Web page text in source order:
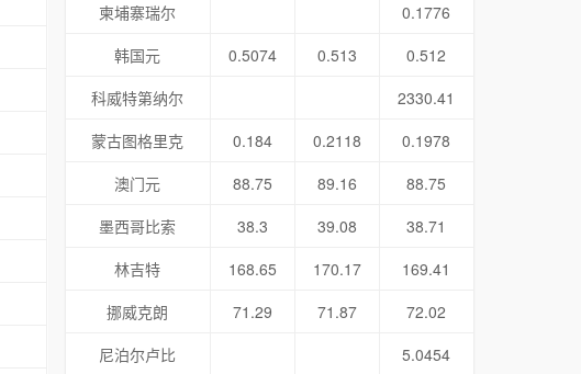
柬埔寨瑞尔
0.1776
韩国元
0.5074 0.513
0.512
科威特第纳尔
2330.41
蒙古图格里克
0.184 0.2118
0.1978
澳门元
88.75 89.16
88.75
墨西哥比索
38.3 39.08
38.71
林吉特
168.65 170.17
169.41
挪威克朗
71.29 71.87
72.02
尼泊尔卢比
5.0454